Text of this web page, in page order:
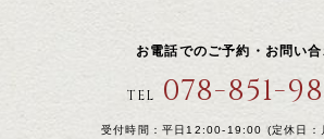
お電話でのご予約・お問い
TEL 078-851-
受付時間：平日12:00-19:00 (定休日：